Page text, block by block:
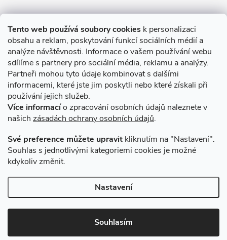
Tento web používá soubory cookies k personalizaci
obsahu a reklam, poskytování funkcí sociálních médií a
analýze návštěvnosti. Informace o vašem používání webu
sdílíme s partnery pro sociální média, reklamu a analýzy.
Partneři mohou tyto údaje kombinovat s dalšími
informacemi, které jste jim poskytli nebo které získali při
používání jejich služeb.
Více informacío zpracování osobních údajů naleznete v
našich zásadách ochrany osobních údajů.
Své preference můžete upravit kliknutím na "Nastavení".
Souhlas s jednotlivými kategoriemi cookies je možné
kdykoliv změnit.
Nastavení
Souhlasím
O nákupu
Novinky v programu Alusic
Archiv
Způsoby dopravy
Copyright 2026VSK Profily. Všechna práva vyhrazena.